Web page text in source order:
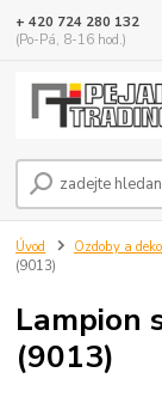
+ 420 724 280 132
(Po-Pá, 8-16 hod.)
Úvod Ozdoby a
(9013)
Lampion
(9013)